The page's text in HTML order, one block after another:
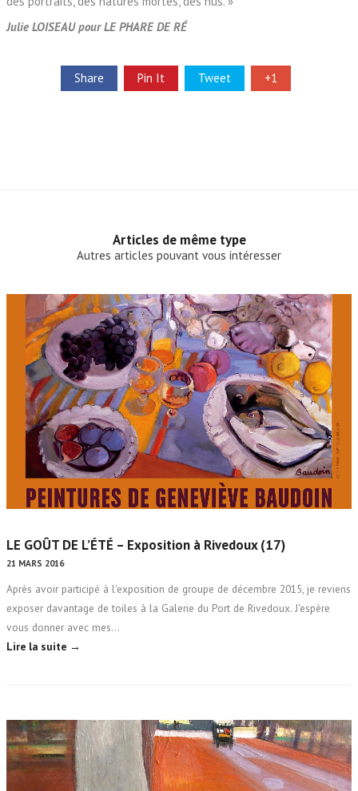
Julie LOISEAU pour LE PHARE DE RÉ
Share Pin It Tweet +1
Articles de même type
Autres articles pouvant vous intéresser
LE GOÛT DE L’ÉTÉ – Exposition à Rivedoux (17)
21 MARS 2016
Après avoir participé à l'exposition de groupe de décembre 2015, je reviens
exposer davantage de toiles à la Galerie du Port de Rivedoux. J'espère
vous donner avec mes…
Lire la suite →